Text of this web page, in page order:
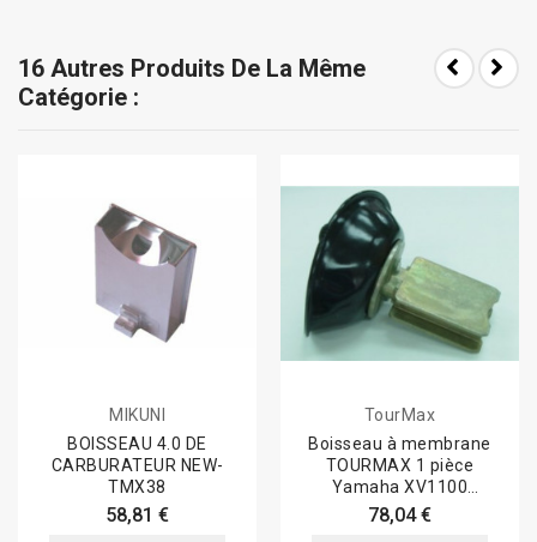
16 Autres Produits De La Même
Catégorie :
MIKUNI
BOISSEAU 4.0 DE
CARBURATEUR NEW-
TMX38
58,81 €
TourMax
Boisseau à membrane
TOURMAX 1 pièce
Yamaha XV1100
Virago/XV750SE -
Virago
78,04 €